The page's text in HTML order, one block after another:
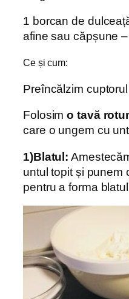
1 borcan de
afine sau căpșune
Ce și cum:
Preîncălzim
Folosimo tavă
care o ungem cu
1)Blatul:
untul topit și punem
pentru a forma